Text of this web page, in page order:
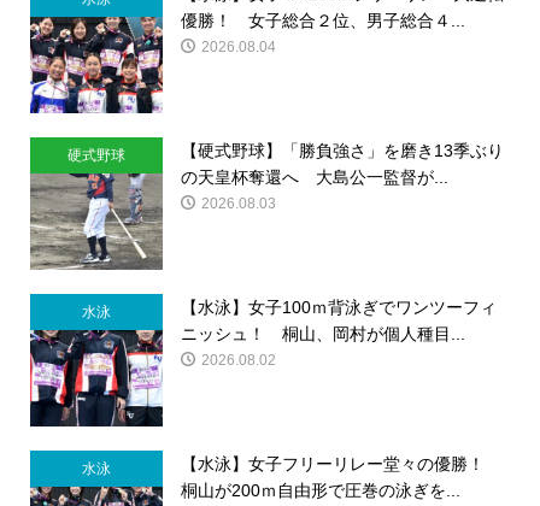
優勝！ 女子総合２位、男子総合４...
2026.08.04
硬式野球
【硬式野球】「勝負強さ」を磨き13季ぶり
の天皇杯奪還へ 大島公一監督が...
2026.08.03
水泳
【水泳】女子100ｍ背泳ぎでワンツーフィ
ニッシュ！ 桐山、岡村が個人種目...
2026.08.02
水泳
【水泳】女子フリーリレー堂々の優勝！
桐山が200ｍ自由形で圧巻の泳ぎを...